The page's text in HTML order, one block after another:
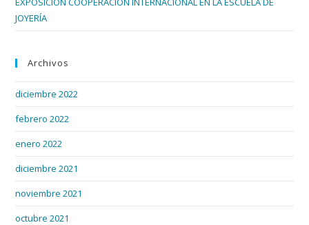
JOYERÍA
Archivos
diciembre 2022
febrero 2022
enero 2022
diciembre 2021
noviembre 2021
octubre 2021